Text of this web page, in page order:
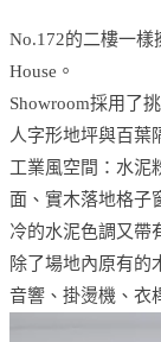
No.172的二樓一樣
House。
Showroom採用了
人字形地坪與百葉
工業風空間：水泥
面、實木落地格子
冷的水泥色調又帶
除了場地內原有的
音響、掛燙機、衣